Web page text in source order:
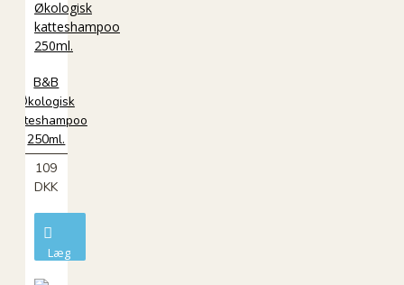
B&B
Økologisk
katteshampoo
250ml.
109
DKK
Læg